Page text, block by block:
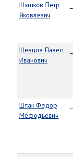
Шашков Петр
Яковлевич
Шевцов Павел
Иванович
Шпак Федор
Мефодьевич